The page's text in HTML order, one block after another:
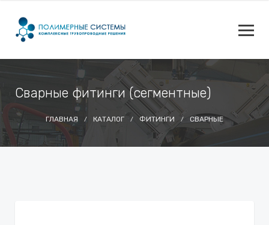
Сварные фитинги (сегментные)
ГЛАВНАЯ КАТАЛОГ ФИТИНГИ СВАРНЫЕ